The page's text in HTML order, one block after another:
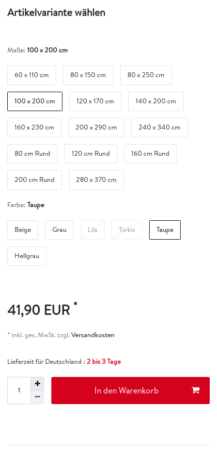
Artikelvariante wählen
Maße: 100 x 200 cm
60 x 110 cm 80 x 150 cm 80 x 250 cm
100 x 200 cm 120 x 170 cm 140 x 200 cm
160 x 230 cm 200 x 290 cm 240 x 340 cm
80 cm Rund 120 cm Rund 160 cm Rund
200 cm Rund 280 x 370 cm
Farbe: Taupe
Beige Grau Lila Türkis Taupe
Hellgrau
41,90 EUR *
* inkl. ges. MwSt. zzgl.Versandkosten
Lieferzeit für Deutschland : 2 bis 3 Tage
In den Warenkorb